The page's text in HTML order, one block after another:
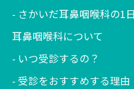
さかいだ耳鼻咽喉科の1日
耳鼻咽喉科について
いつ受診するの？
受診をおすすめする理由